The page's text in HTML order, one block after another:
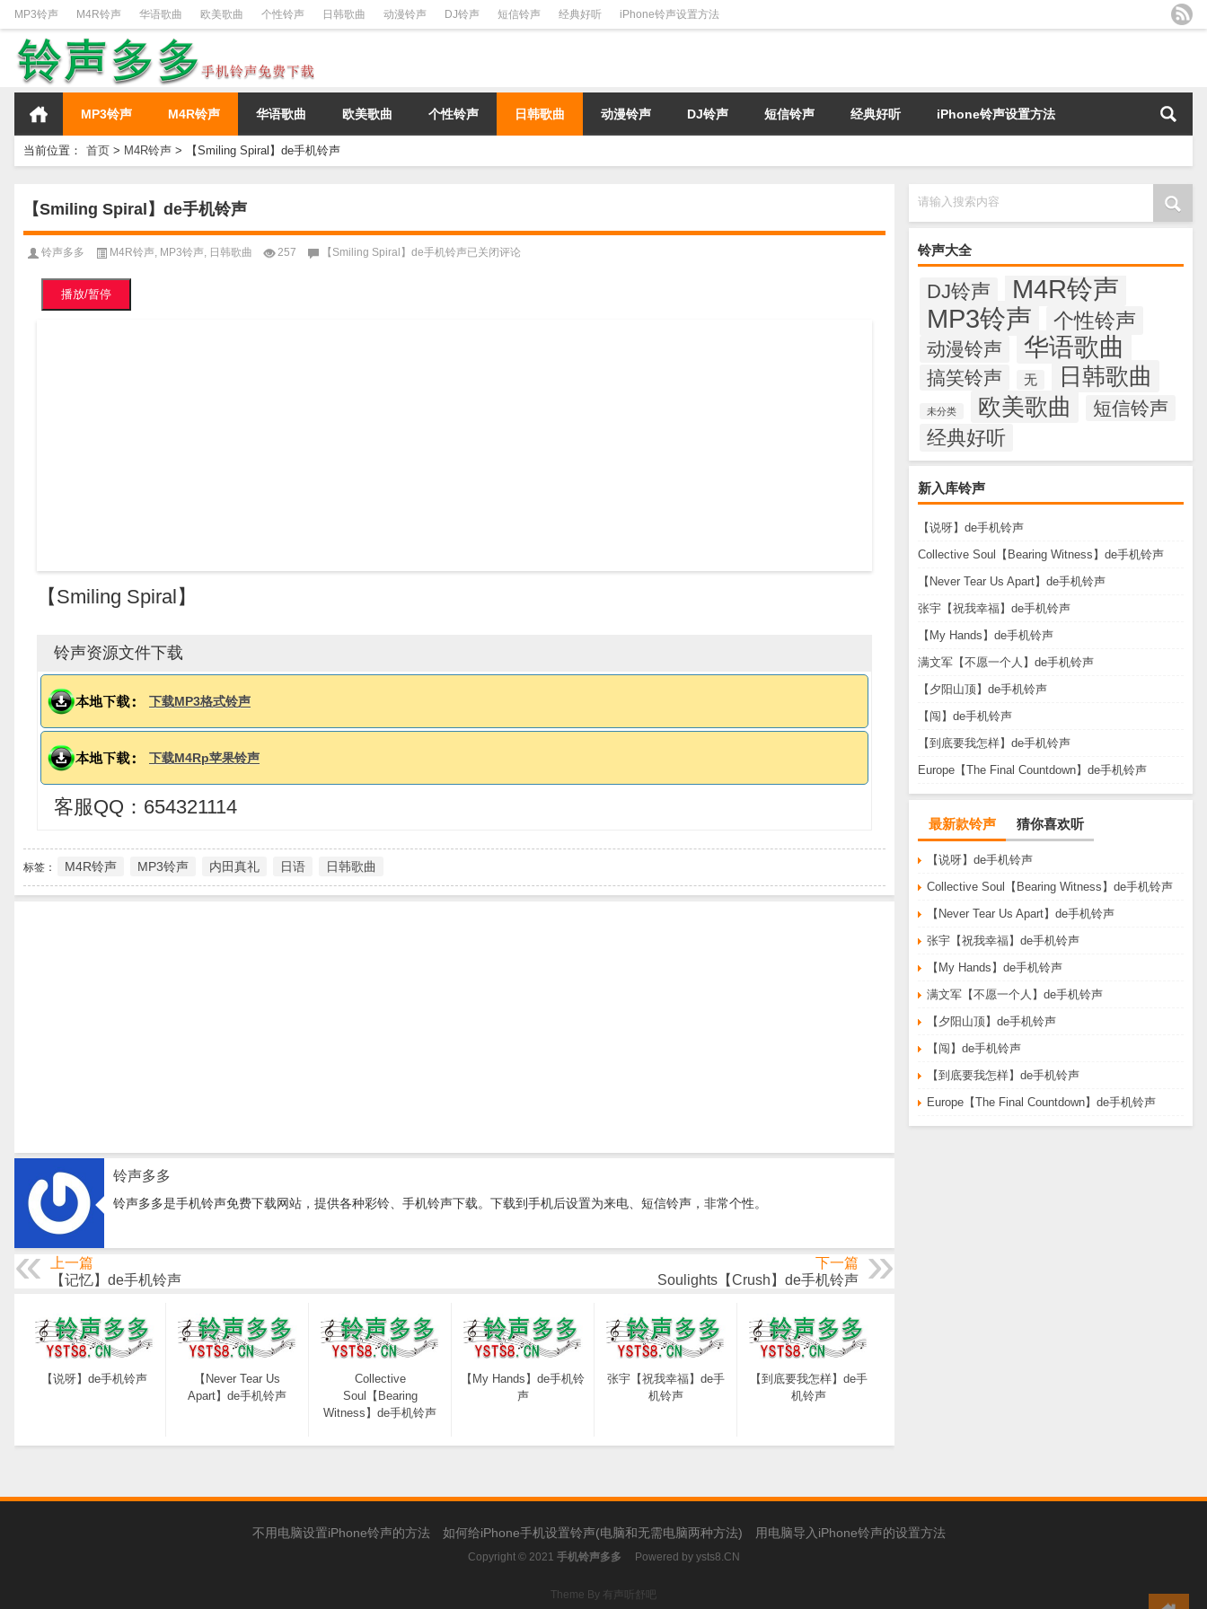
MP3铃声 M4R铃声 华语歌曲 欧美歌曲 个性铃声 日韩歌曲 动漫铃声 DJ铃声 短信铃声 经典好听 iPhone铃声设置方法
MP3铃声 M4R铃声 华语歌曲 欧美歌曲 个性铃声 日韩歌曲 动漫铃声 DJ铃声 短信铃声 经典好听 iPhone铃声设置方法
当前位置： 首页 > M4R铃声 > 【Smiling Spiral】de手机铃声
请输入搜索内容
铃声大全
DJ铃声
M4R铃声
MP3铃声
个性铃声
动漫铃声 华语歌曲
搞笑铃声 无 日韩歌曲
未分类 欧美歌曲 短信铃声
经典好听
新入库铃声
【说呀】de手机铃声
Collective Soul【Bearing Witness】de手机铃声
【Never Tear Us Apart】de手机铃声
张宇【祝我幸福】de手机铃声
【My Hands】de手机铃声
满文军【不愿一个人】de手机铃声
【夕阳山顶】de手机铃声
【闯】de手机铃声
【到底要我怎样】de手机铃声
Europe【The Final Countdown】de手机铃声
最新款铃声 猜你喜欢听
【说呀】de手机铃声
Collective Soul【Bearing Witness】de手机铃声
【Never Tear Us Apart】de手机铃声
张宇【祝我幸福】de手机铃声
【My Hands】de手机铃声
满文军【不愿一个人】de手机铃声
【夕阳山顶】de手机铃声
【闯】de手机铃声
【到底要我怎样】de手机铃声
Europe【The Final Countdown】de手机铃声
【Smiling Spiral】de手机铃声
铃声多多 M4R铃声, MP3铃声, 日韩歌曲 257 【Smiling Spiral】de手机铃声已关闭评论
播放/暂停
【Smiling Spiral】
铃声资源文件下载
下载MP3格式铃声
下载M4Rp苹果铃声
客服QQ：654321114
标签： M4R铃声 MP3铃声 内田真礼 日语 日韩歌曲
铃声多多
铃声多多是手机铃声免费下载网站，提供各种彩铃、手机铃声下载。下载到手机后设置为来电、短信铃声，非常个性。
上一篇
【记忆】de手机铃声
下一篇
Soulights【Crush】de手机铃声
【说呀】de手机铃声
【Never Tear Us
Apart】de手机铃声
Collective
Soul【Bearing
Witness】de手机铃声
【My Hands】de手机铃
声
张宇【祝我幸福】de手
机铃声
【到底要我怎样】de手
机铃声
不用电脑设置iPhone铃声的方法 如何给iPhone手机设置铃声(电脑和无需电脑两种方法) 用电脑导入iPhone铃声的设置方法
Copyright © 2021 手机铃声多多 Powered by ysts8.CN
Theme By 有声听舒吧